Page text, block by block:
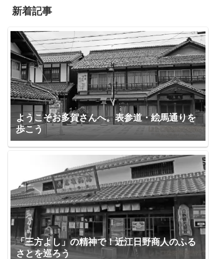
新着記事
ようこそお多賀さんへ。表参道・絵馬通りを
歩こう
「三方よし」の精神で！近江日野商人のふる
さとを巡ろう